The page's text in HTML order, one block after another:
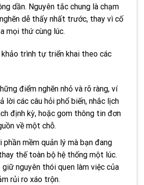
dần. Nguyên tắc chung là chạm
dễ thấy nhất trước, thay vì cố
mọi thứ cùng lúc.
trình tự triển khai theo các
điểm nghẽn nhỏ và rõ ràng, ví
lời các câu hỏi phổ biến, nhắc lịch
định kỳ, hoặc gom thông tin đơn
về một chỗ.
phần mềm quản lý mà bạn đang
thế toàn bộ hệ thống một lúc.
giữ nguyên thói quen làm việc của
rủi ro xáo trộn.